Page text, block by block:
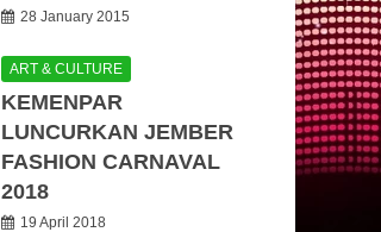
28 January 2015
ART & CULTURE
KEMENPAR
LUNCURKAN JEMBER
FASHION CARNAVAL
2018
19 April 2018